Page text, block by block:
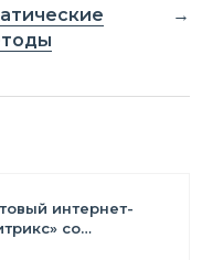
интернет-
со